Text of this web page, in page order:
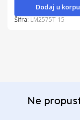
Dodaj u korpu
Šifra: LM2575T-15
Ne